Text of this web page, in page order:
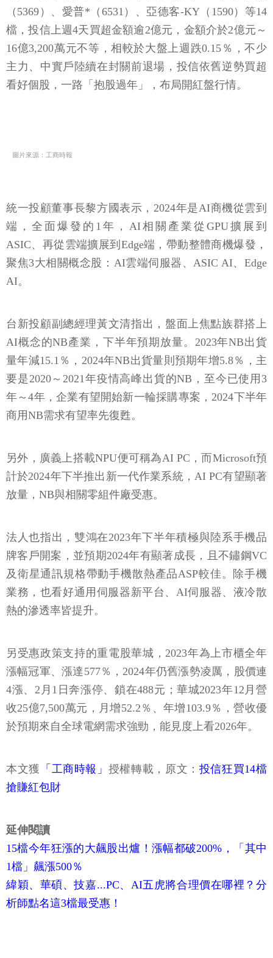
（5369）、愛普*（6531）、亞德客-KY（1590）等14
檔，投信上週4天買超金額逾2億元，金額介於2億元～
16億3,200萬元不等，相較於大盤上週跌0.15％，不少
主力、中實戶陸續在封關前退場，投信依舊逆勢買超
看好個股，一路「抱股過年」，布局開紅盤行情。
圖片來源：工商時報
統一投顧董事長黎方國表示，2024年是AI商機從雲到
端，全面爆發的1年，AI相關產業從GPU擴展到
ASIC、再從雲端擴展到Edge端，帶動整體商機爆發，
聚焦3大相關概念股：AI雲端伺服器、ASIC AI、Edge
AI。
台新投顧副總經理黃文清指出，盤面上焦點族群搭上
AI概念的NB產業，下半年預期放量。2023年NB出貨
量年減15.1％，2024年NB出貨量則預期年增5.8％，主
要是2020～2021年疫情高峰出貨的NB，至今已使用3
年～4年，企業有望開始新一輪採購專案，2024下半年
商用NB需求有望率先復甦。
另外，廣義上搭載NPU便可稱為AI PC，而Microsoft預
計於2024年下半推出新一代作業系統，AI PC有望顯著
放量，NB與相關零組件廠受惠。
法人也指出，雙鴻在2023年下半年積極與陸系手機品
牌客戶開案，並預期2024年有顯著成長，且不鏽鋼VC
及衛星通訊規格帶動手機散熱產品ASP較佳。除手機
業務，也看好通用伺服器新平台、AI伺服器、液冷散
熱的滲透率皆提升。
另受惠政策支持的重電股華城，2023年為上市櫃全年
漲幅冠軍、漲達577％，2024年仍舊漲勢凌厲，股價連
4漲、2月1日奔漲停、鎖在488元；華城2023年12月營
收25億7,500萬元，月增52.2％、年增103.9％，營收優
於預期來自全球電網需求強勁，能見度上看2026年。
本文獲 「工商時報」 授權轉載，原文： 投信狂買14檔
搶賺紅包財
延伸閱讀
15檔今年狂漲的大飆股出爐！漲幅都破200%，「其中
1檔」飆漲500％
緯穎、華碩、技嘉...PC、AI五虎將合理價在哪裡？分
析師點名這3檔最受惠！